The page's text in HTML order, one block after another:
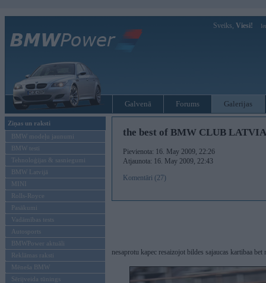
Sveiks, Viesi!
Galvenā Forums Galerijas
Ziņas un raksti
BMW modeļu jaunumi
BMW testi
Tehnoloģijas & sasniegumi
BMW Latvijā
MINI
Rolls-Royce
Pasākumi
Vadāmības tests
Autosports
BMWPower aktuāli
Reklāmas raksti
Mēneša BMW
Sērijveida tūnings
the best of BMW CLUB
Pievienota: 16. May 2009, 22:26
Atjaunota: 16. May 2009, 22:43
Komentāri (27)
nesaprotu kapec resaizojot bildes sajaucas kartibaa